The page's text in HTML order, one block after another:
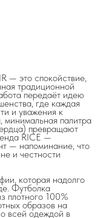
— это спокойствие,
традиционной
передаёт идею
где каждая
и уважения к
минимальная палитра
превращают
RICE —
— напоминание, что
и честности
которая надолго
Футболка
плотного 100%
образов на
всей одеждой в